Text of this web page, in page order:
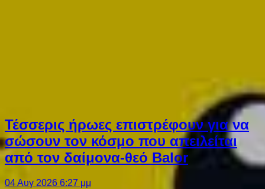
Τέσσερις ήρωες επιστρέφουν για να
σώσουν τον κόσμο που απειλείται
από τον δαίμονα-θεό Balor
04 Αυγ 2026 6:27 μμ